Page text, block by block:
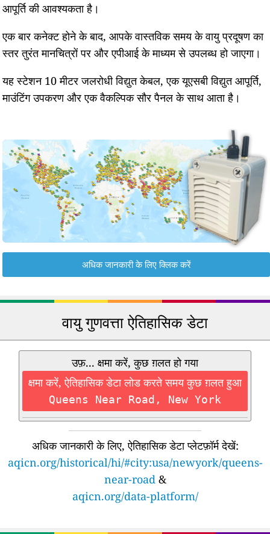
आपूर्ति की आवश्यकता है।
एक बार कनेक्ट होने के बाद, आपके वास्तविक समय के वायु प्रदूषण का
स्तर तुरंत मानचित्रों पर और एपीआई के माध्यम से उपलब्ध हो जाएगा।
यह स्टेशन 10 मीटर जलरोधी विद्युत केबल, एक यूएसबी विद्युत आपूर्ति,
माउंटिंग उपकरण और एक वैकल्पिक सौर पैनल के साथ आता है।
अधिक जानकारी के लिए क्लिक करें
वायु गुणवत्ता ऐतिहासिक डेटा
उफ़... क्षमा करें, कुछ ग़लत हो गया
क्षमा करें, ऐतिहासिक डेटा लोड करते समय कुछ ग़लत हुआ
Queens Near Road, New York
अधिक जानकारी के लिए, ऐतिहासिक डेटा प्लेटफ़ॉर्म देखें:
aqicn.org/historical/hi/#city:usa/newyork/queens-
near-road &
aqicn.org/data-platform/